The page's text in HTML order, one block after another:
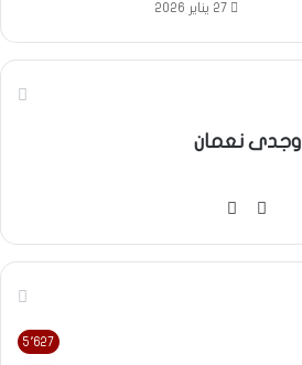
27 يناير 2026
وجدى نعمان
موقع
5٬627